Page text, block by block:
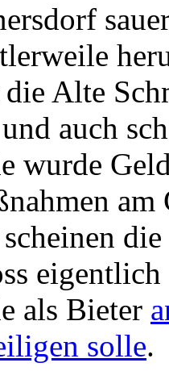
Alte
auch
wurde
als Bieter
solle.